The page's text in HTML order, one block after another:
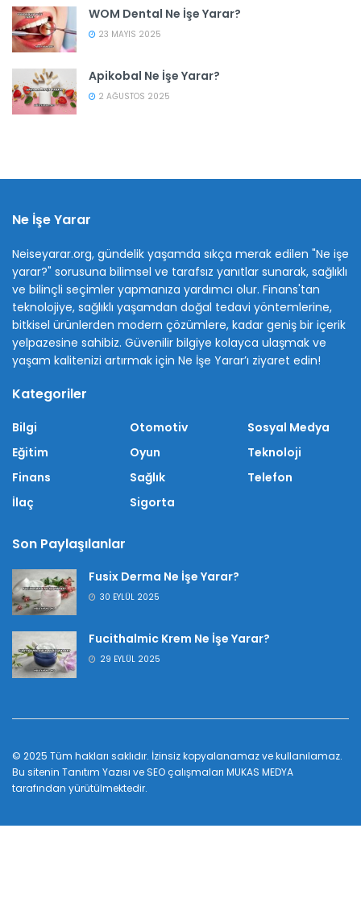
WOM Dental Ne İşe Yarar?
23 MAYIS 2025
Apikobal Ne İşe Yarar?
2 AĞUSTOS 2025
Ne İşe Yarar
Neiseyarar.org, gündelik yaşamda sıkça merak edilen "Ne işe
yarar?" sorusuna bilimsel ve tarafsız yanıtlar sunarak, sağlıklı
ve bilinçli seçimler yapmanıza yardımcı olur. Finans'tan
teknolojiye, sağlıklı yaşamdan doğal tedavi yöntemlerine,
bitkisel ürünlerden modern çözümlere, kadar geniş bir içerik
yelpazesine sahibiz. Güvenilir bilgiye kolayca ulaşmak ve
yaşam kalitenizi artırmak için Ne İşe Yarar’ı ziyaret edin!
Kategoriler
Bilgi
Eğitim
Finans
İlaç
Otomotiv
Oyun
Sağlık
Sigorta
Sosyal Medya
Teknoloji
Telefon
Son Paylaşılanlar
Fusix Derma Ne İşe Yarar?
30 EYLÜL 2025
Fucithalmic Krem Ne İşe Yarar?
29 EYLÜL 2025
© 2025 Tüm hakları saklıdır. İzinsiz kopyalanamaz ve kullanılamaz.
Bu sitenin Tanıtım Yazısı ve SEO çalışmaları MUKAS MEDYA
tarafından yürütülmektedir.